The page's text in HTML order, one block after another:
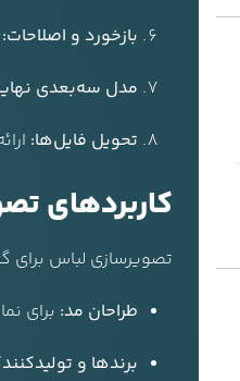
بازخورد و اصلاحات:
مدل سه‌بعدی
تحویل فایل‌ها:
کاربردهای
تصویرسازی لباس برای
طراحان مد: برای
برندها و